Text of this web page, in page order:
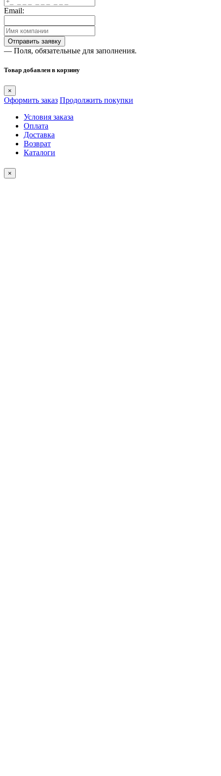
Email:
— Поля, обязательные для заполнения.
Товар добавлен в корзину
×
Оформить заказ Продолжить покупки
Условия заказа
Оплата
Доставка
Возврат
Каталоги
×